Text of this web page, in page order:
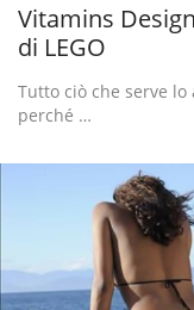
Vitamins
di LEGO
Tutto ciò che serve
perché …